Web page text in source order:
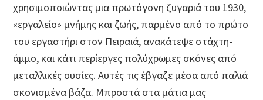
χρησιμοποιώντας μια πρωτόγονη ζυγαριά του 1930,
«εργαλείο» μνήμης και ζωής, παρμένο από το πρώτο
του εργαστήρι στον Πειραιά, ανακάτεψε στάχτη-
άμμο, και κάτι περίεργες πολύχρωμες σκόνες από
μεταλλικές ουσίες. Αυτές τις έβγαζε μέσα από παλιά
σκονισμένα βάζα. Μπροστά στα μάτια μας